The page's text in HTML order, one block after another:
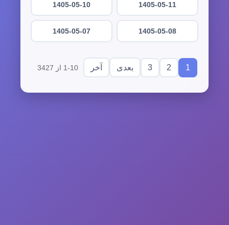
1405-05-11
1405-05-10
1405-05-08
1405-05-07
1
2
3 بعدی آخر 1-10 از 3427